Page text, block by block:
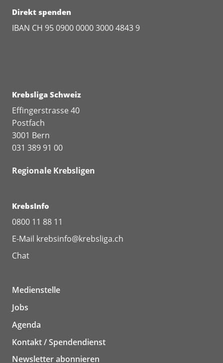
Direkt spenden
IBAN CH 95 0900 0000 3000 4843 9
Krebsliga Schweiz
Effingerstrasse 40
Postfach
3001 Bern
031 389 91 00
Regionale Krebsligen
KrebsInfo
0800 11 88 11
E-Mail krebsinfo@krebsliga.ch
Chat
Medienstelle
Jobs
Agenda
Kontakt / Spendendienst
Newsletter abonnieren